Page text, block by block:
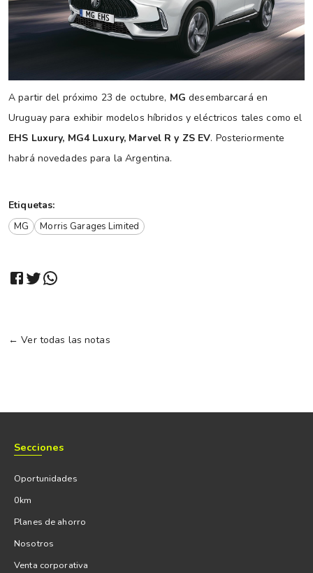
A partir del próximo 23 de octubre, MG desembarcará en
Uruguay para exhibir modelos híbridos y eléctricos tales como el
EHS Luxury, MG4 Luxury, Marvel R y ZS EV. Posteriormente
habrá novedades para la Argentina.
Etiquetas:
MG Morris Garages Limited
← Ver todas las notas
Secciones
Oportunidades
0km
Planes de ahorro
Nosotros
Venta corporativa